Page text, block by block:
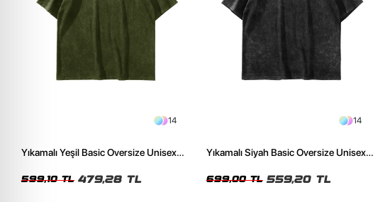
14
Yıkamalı Yeşil Basic Oversize Unisex
599,10 TL 479,28 TL
14
Yıkamalı Siyah Basic Oversize Unisex
699,00 TL 559,20 TL